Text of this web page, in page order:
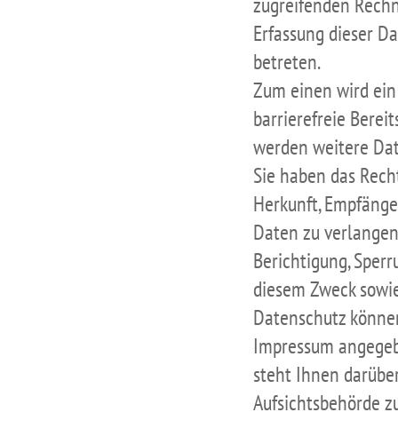
Erfassung dieser
betreten.
Zum einen wird
barrierefreie
werden weitere
Sie haben das
Herkunft,
Daten zu
Berichtigung,
diesem Zweck
Datenschutz
Impressum
steht Ihnen
Aufsichtsbehörde